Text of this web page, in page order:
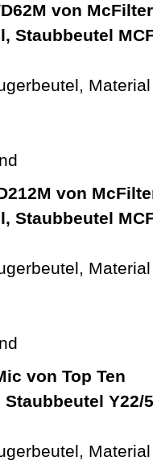
von McFilter
von
von Top Ten